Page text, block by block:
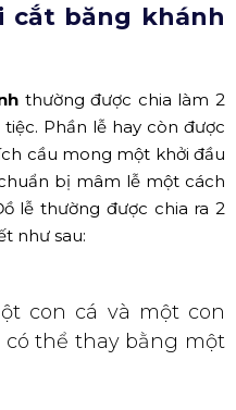
cắt băng khánh
thường được chia làm 2
Phần lễ hay còn được
cầu mong một khởi đầu
bị mâm lễ một cách
lễ thường được chia ra 2
như sau:
con cá và một con
có thể thay bằng một